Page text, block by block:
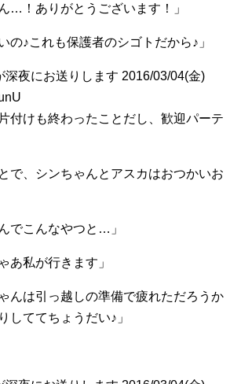
…！ありがとうございます！」
の♪これも保護者のシゴトだから♪」
深夜にお送りします 2016/03/04(金)
付けも終わったことだし、歓迎パーテ
で、シンちゃんとアスカはおつかいお
でこんなやつと…」
あ私が行きます」
んは引っ越しの準備で疲れただろうか
しててちょうだい♪」